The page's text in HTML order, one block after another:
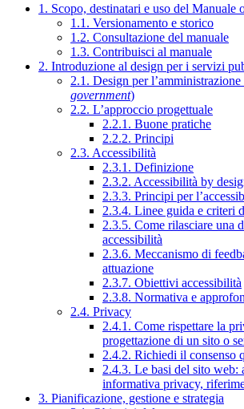
1. Scopo, destinatari e uso del Manuale
1.1. Versionamento e storico
1.2. Consultazione del manuale
1.3. Contribuisci al manuale
2. Introduzione al design per i servizi
2.1. Design per
government)
2.2. L’approccio progettuale
2.2.1. Buone pratiche
2.2.2. Principi
2.3. Accessibilità
2.3.1. Definizione
2.3.2. Accessibilità by
2.3.3. Principi per
2.3.4. Linee guida e criteri
2.3.5. Come rilasciare una
accessibilità
2.3.6. Meccanismo di
attuazione
2.3.7. Obiettivi accessibilità
2.3.8. Normativa e
2.4. Privacy
2.4.1. Come rispettare la
progettazione di un sito o
2.4.2. Richiedi il consenso
2.4.3. Le basi del sito web:
informativa privacy,
3. Pianificazione, gestione e strategia